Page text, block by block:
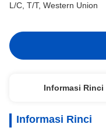
L/C, T/T, Western Union
Informasi Rinci
Informasi Rinci